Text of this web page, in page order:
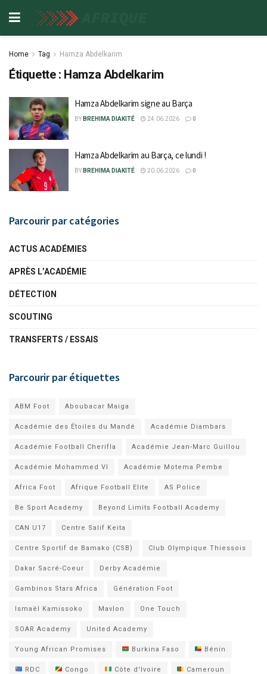
Home Tag Hamza Abdelkarim
Étiquette : Hamza Abdelkarim
Hamza Abdelkarim signe au Barça
BY BREHIMA DIAKITÉ 24.06.2026 0
Hamza Abdelkarim au Barça, ce lundi !
BY BREHIMA DIAKITÉ 20.06.2026 0
Parcourir par catégories
ACTUS ACADÉMIES
APRÈS L’ACADÉMIE
DÉTECTION
SCOUTING
TRANSFERTS / ESSAIS
Parcourir par étiquettes
ABM Foot Aboubacar Maiga
Académie des Étoiles du Mandé Académie Diambars
Académie Football Cherifla Académie Jean-Marc Guillou
Académie Mohammed VI Académie Motema Pembe
Africa Foot Afrique Football Elite AS Police
Be Sport Academy Beyond Limits Football Academy
CAN U17 Centre Salif Keita
Centre Sportif de Bamako (CSB) Club Olympique Thiessois
Dakar Sacré-Coeur Derby Académie
Gambinos Stars Africa Génération Foot
Ismaël Kamissoko Mavlon One Touch
SOAR Academy United Academy
Young African Promises Burkina Faso Bénin
RDC Congo Côte d'Ivoire Cameroun